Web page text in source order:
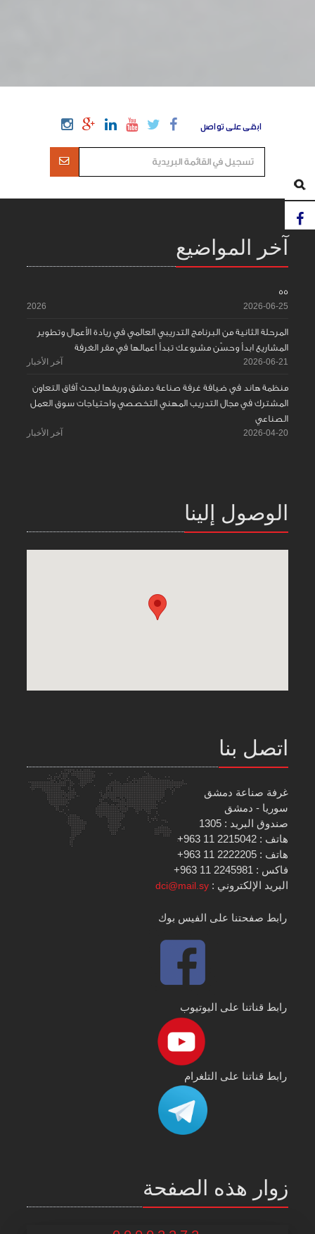
ابقى على تواصل
آخر المواضيع
55
2026-06-25
2026
المرحلة الثانية من البرنامج التدريبي العالمي في ريادة الأعمال وتطوير
المشاريع ابدأ وحسّن مشروعك تبدأ اعمالها في مقر الغرفة
2026-06-21 آخر الأخبار
منظمة هاند في ضيافة غرفة صناعة دمشق وريفها لبحث آفاق التعاون
المشترك في مجال التدريب المهني التخصصي واحتياجات سوق العمل
الصناعي
2026-04-20 آخر الأخبار
الوصول إلينا
اتصل بنا
غرفة صناعة دمشق
سوريا - دمشق
صندوق البريد : 1305
هاتف : 2215042 11 963+
هاتف : 2222205 11 963+
فاكس : 2245981 11 963+
البريد الإلكتروني :dci@mail.sy
رابط صفحتنا على الفيس بوك
رابط قناتنا على اليوتيوب
رابط قناتنا على التلغرام
زوار هذه الصفحة